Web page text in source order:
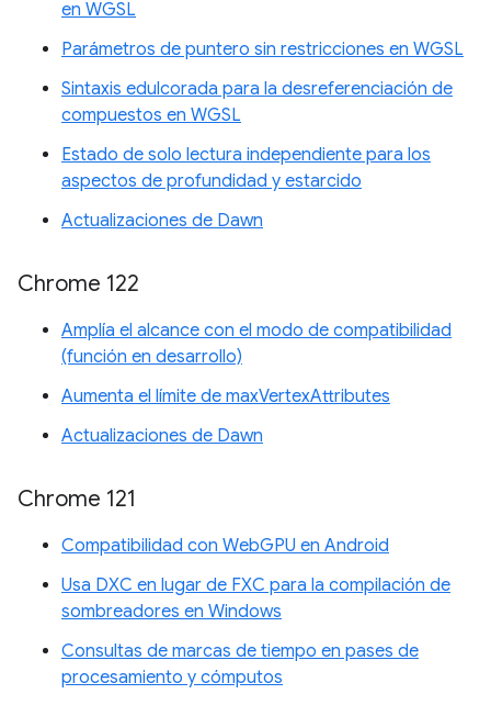
en WGSL
Parámetros de puntero sin restricciones en WGSL
Sintaxis edulcorada para la desreferenciación de
compuestos en WGSL
Estado de solo lectura independiente para los
aspectos de profundidad y estarcido
Actualizaciones de Dawn
Chrome 122
Amplía el alcance con el modo de compatibilidad
(función en desarrollo)
Aumenta el límite de maxVertexAttributes
Actualizaciones de Dawn
Chrome 121
Compatibilidad con WebGPU en Android
Usa DXC en lugar de FXC para la compilación de
sombreadores en Windows
Consultas de marcas de tiempo en pases de
procesamiento y cómputos